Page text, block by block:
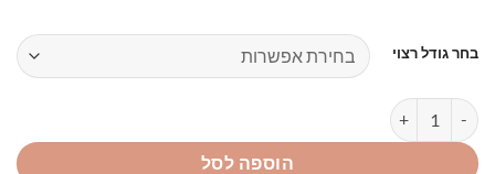
בחר גודל רצוי
כמות של מזרן אורטופדי דגם דלוקס מבית חברת יוניברסל עם הובלה
הוספה לסל